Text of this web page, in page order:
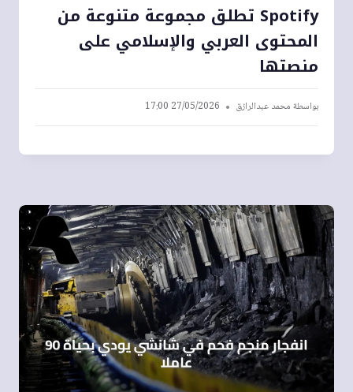
Spotify تطلق مجموعة متنوعة من
المحتوى العربي والإسلامي على
منصتها
بواسطةمحمد عبدالرازق 27/05/2026 17:00